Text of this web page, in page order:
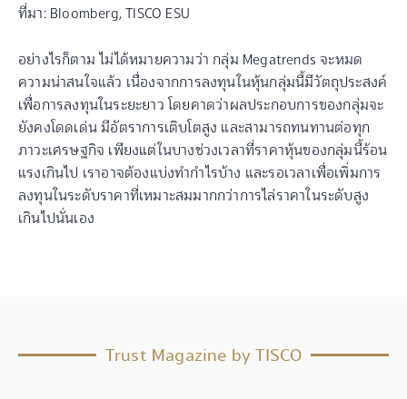
ที่มา: Bloomberg, TISCO ESU
อย่างไรก็ตาม ไม่ได้หมายความว่า กลุ่ม Megatrends จะหมด
ความน่าสนใจแล้ว เนื่องจากการลงทุนในหุ้นกลุ่มนี้มีวัตถุประสงค์
เพื่อการลงทุนในระยะยาว โดยคาดว่าผลประกอบการของกลุ่มจะ
ยังคงโดดเด่น มีอัตราการเติบโตสูง และสามารถทนทานต่อทุก
ภาวะเศรษฐกิจ เพียงแต่ในบางช่วงเวลาที่ราคาหุ้นของกลุ่มนี้ร้อน
แรงเกินไป เราอาจต้องแบ่งทำกำไรบ้าง และรอเวลาเพื่อเพิ่มการ
ลงทุนในระดับราคาที่เหมาะสมมากกว่าการไล่ราคาในระดับสูง
เกินไปนั่นเอง
Trust Magazine by TISCO